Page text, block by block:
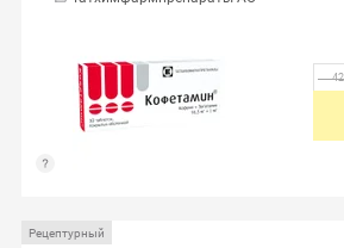
Рецептурный